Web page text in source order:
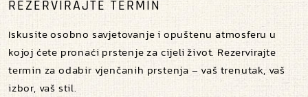
REZERVIRAJTE TERMIN
Iskusite osobno savjetovanje i opuštenu atmosferu u
kojoj ćete pronaći prstenje za cijeli život. Rezervirajte
termin za odabir vjenčanih prstenja – vaš trenutak, vaš
izbor, vaš stil.